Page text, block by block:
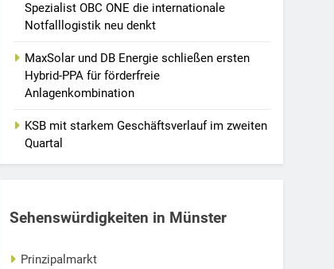
Spezialist OBC ONE die internationale
Notfalllogistik neu denkt
MaxSolar und DB Energie schließen ersten
Hybrid-PPA für förderfreie
Anlagenkombination
KSB mit starkem Geschäftsverlauf im zweiten
Quartal
Sehenswürdigkeiten in Münster
Prinzipalmarkt